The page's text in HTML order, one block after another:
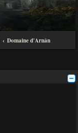
Domaine d'Arnân